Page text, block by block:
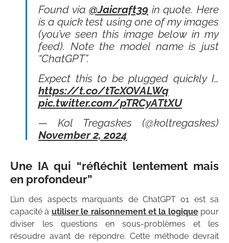
Found via@Jaicraft39 in quote. Here
is a quick test using one of my images
(you’ve seen this image below in my
feed). Note the model name is just
“ChatGPT”.
Expect this to be plugged quickly I…
https://t.co/tTcXOVALWq
pic.twitter.com/pTRCyATtXU
— Kol Tregaskes (@koltregaskes)
November 2, 2024
Une IA qui “réfléchit lentement mais
en profondeur”
L’un des aspects marquants de ChatGPT o1 est sa
capacité à utiliser le raisonnement et la logiquepour
diviser les questions en sous-problèmes et les
résoudre avant de répondre. Cette méthode devrait